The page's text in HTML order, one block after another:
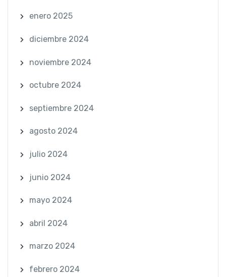
enero 2025
diciembre 2024
noviembre 2024
octubre 2024
septiembre 2024
agosto 2024
julio 2024
junio 2024
mayo 2024
abril 2024
marzo 2024
febrero 2024